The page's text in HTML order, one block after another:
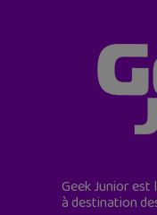
Geek Junior
à destination